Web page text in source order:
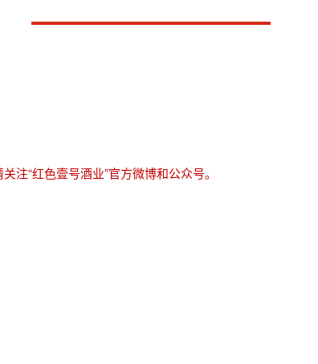
注“红色壹号酒业”官方微博和公众号。